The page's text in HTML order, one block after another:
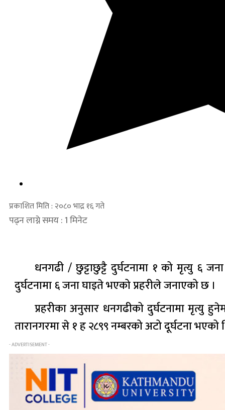
प्रकाशित मिति : २०८० भाद्र १६ गते
पढ्न लाग्ने समय : 1 मिनेट
धनगढी / छुट्टाछुट्टै दुर्घटनामा १ को मृत्यु ६
दुर्घटनामा ६ जना घाइते भएको प्रहरीले जनाएको छ ।
प्रहरीका अनुसार धनगढीको दुर्घटनामा मृत्यु
तारानगरमा से १ ह २८९९ नम्बरको अटो दूर्घटना भएको
- ADVERTISEMENT -